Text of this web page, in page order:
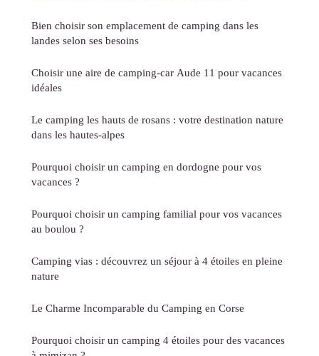
Bien choisir son emplacement de camping dans les
landes selon ses besoins
Choisir une aire de camping-car Aude 11 pour vacances
idéales
Le camping les hauts de rosans : votre destination nature
dans les hautes-alpes
Pourquoi choisir un camping en dordogne pour vos
vacances ?
Pourquoi choisir un camping familial pour vos vacances
au boulou ?
Camping vias : découvrez un séjour à 4 étoiles en pleine
nature
Le Charme Incomparable du Camping en Corse
Pourquoi choisir un camping 4 étoiles pour des vacances